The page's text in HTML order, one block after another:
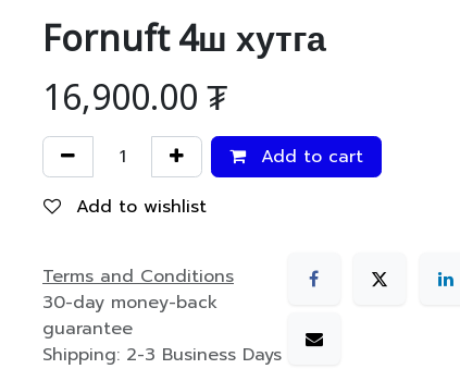
Fornuft 4ш хутга
16,900.00₮
Add to cart
Add to wishlist
Terms and Conditions
30-day money-back
guarantee
Shipping: 2-3 Business Days